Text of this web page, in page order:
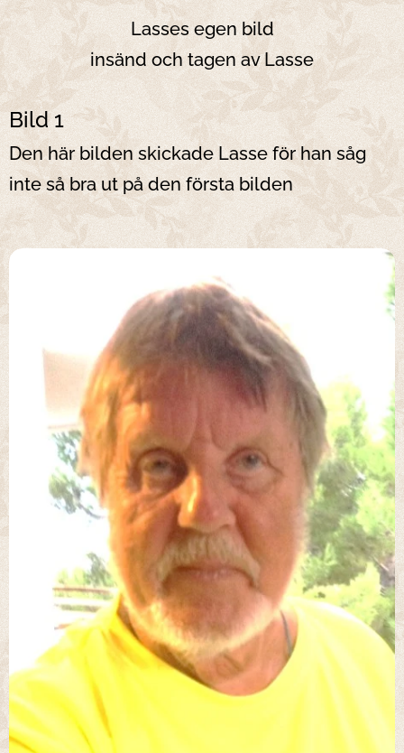
Lasses egen bild
insänd och tagen av Lasse
Bild 1
Den här bilden skickade Lasse för han såg
inte så bra ut på den första bilden